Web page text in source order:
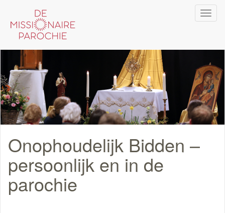
naar
inhoud
gaan
Onophoudelijk Bidden –
persoonlijk en in de
parochie